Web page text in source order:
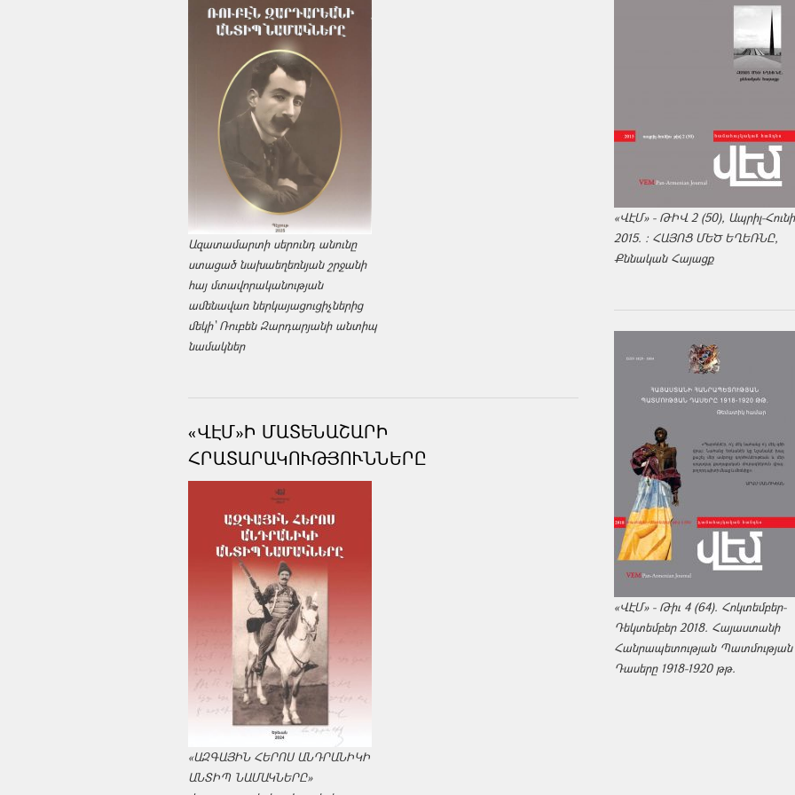
Ազատամարտի սերունդ անունը
ստացած նախաեղեռնյան շրջանի
հայ մտավորականության
ամենավառ ներկայացուցիչներից
մեկի՝ Ռուբեն Զարդարյանի անտիպ
նամակներ
«ՎԷՄ»Ի ՄԱՏԵՆԱՇԱՐԻ
ՀՐԱՏԱՐԱԿՈՒԹՅՈՒՆՆԵՐԸ
«ԱԶԳԱՅԻՆ ՀԵՐՈՍ ԱՆԴՐԱՆԻԿԻ
ԱՆՏԻՊ ՆԱՄԱԿՆԵՐԸ»
«ՎԷՄ» - ԹԻՎ 2 (50), Ապրիլ-
2015. : ՀԱՅՈՑ ՄԵԾ ԵՂԵՌՆԸ,
Քննական Հայացք
«ՎԷՄ» - Թիւ 4 (64). Հոկտեմբեր-
Դեկտեմբեր 2018. Հայաստանի
Հանրապետության Պատմության
Դասերը 1918-1920 թթ.